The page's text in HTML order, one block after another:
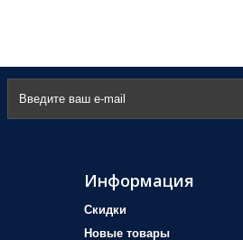
Информация
Скидки
Новые товары